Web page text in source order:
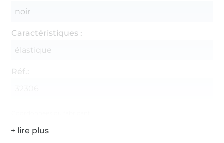
noir
Caractéristiques :
élastique
Réf.: